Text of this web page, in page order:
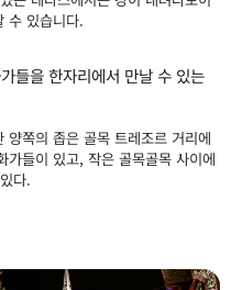
수 있습니다.
들을 한자리에서 만날 수 있는
쪽의 좁은 골목 트레조르 거리에
가들이 있고, 작은 골목골목 사이에
다.